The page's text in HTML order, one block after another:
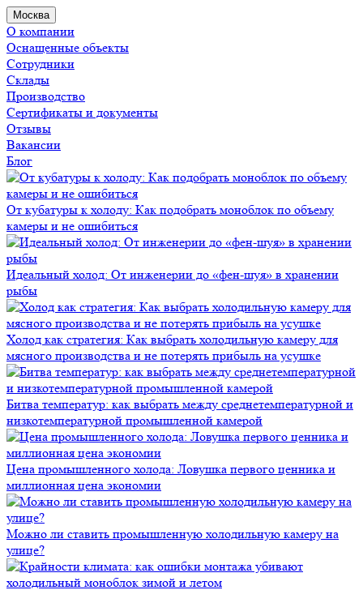
Москва
О компании
Оснащенные объекты
Сотрудники
Склады
Производство
Сертификаты и документы
Отзывы
Вакансии
Блог
От кубатуры к холоду: Как подобрать моноблок по объему
камеры и не ошибиться
Идеальный холод: От инженерии до «фен-шуя» в хранении
рыбы
Холод как стратегия: Как выбрать холодильную камеру для
мясного производства и не потерять прибыль на усушке
Битва температур: как выбрать между среднетемпературной и
низкотемпературной промышленной камерой
Цена промышленного холода: Ловушка первого ценника и
миллионная цена экономии
Можно ли ставить промышленную холодильную камеру на
улице?